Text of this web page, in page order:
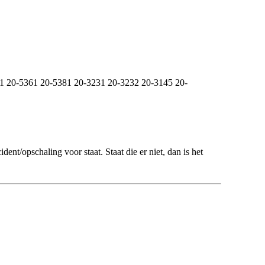
5361 20-5381 20-3231 20-3232 20-3145 20-
opschaling voor staat. Staat die er niet, dan is het